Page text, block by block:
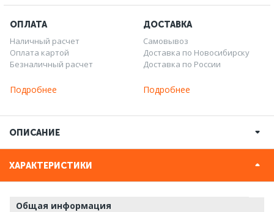
ОПЛАТА
Наличный расчет
Оплата картой
Безналичный расчет
Подробнее
ДОСТАВКА
Самовывоз
Доставка по Новосибирску
Доставка по России
Подробнее
ОПИСАНИЕ
ХАРАКТЕРИСТИКИ
Общая информация